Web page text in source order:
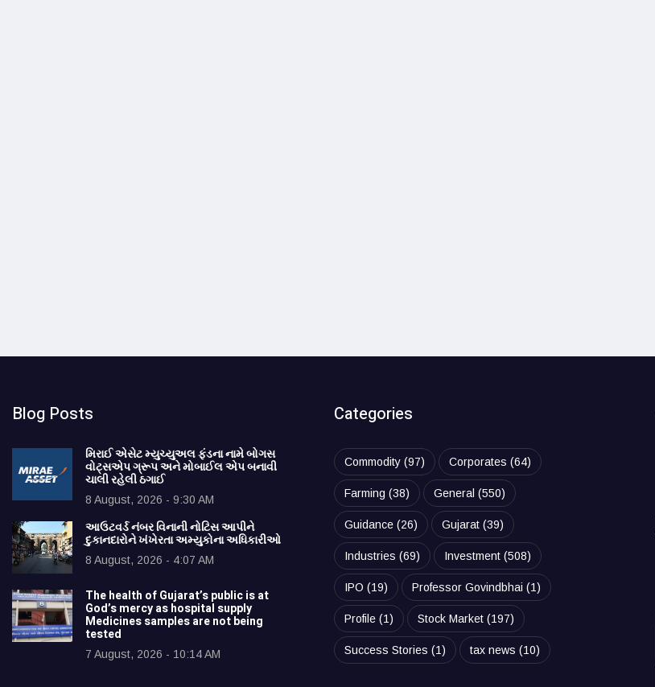
Blog Posts
મિરાઈ એસેટ મ્યુચ્યુઅલ ફંડના નામે બોગસ
વોટ્સએપ ગ્રૂપ અને મોબાઈલ એપ બનાવી
ચાલી રહેલી ઠગાઈ
8 August, 2026 - 9:30 AM
આઉટવર્ડ નંબર વિનાની નોટિસ આપીને
દુકાનદારોને ખંખેરતા અમ્યુકોના અધિકારીઓ
8 August, 2026 - 4:07 AM
The health of Gujarat’s public is at
God’s mercy as hospital supply
Medicines samples are not being
tested
7 August, 2026 - 10:14 AM
Categories
Commodity(97) Corporates (64)
Farming (38) General (550)
Guidance(26) Gujarat(39)
Industries (69) Investment(508)
IPO (19) Professor Govindbhai (1)
Profile(1) Stock Market(197)
Success Stories (1) tax news (10)